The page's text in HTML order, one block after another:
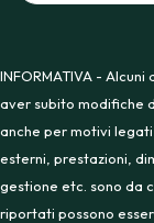
INFORMATIVA -
aver subito modifiche
anche per motivi
esterni, prestazioni,
gestione etc. sono da
riportati possono